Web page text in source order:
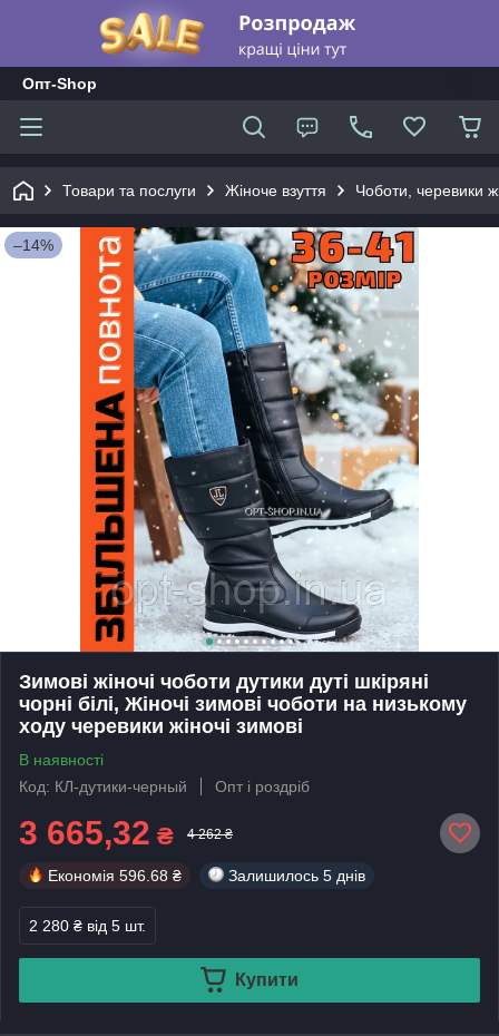
Опт-Shop
Товари та послуги Жіноче взуття Чоботи, черевики
–14%
Зимові жіночі чоботи дутики дуті шкіряні
чорні білі, Жіночі зимові чоботи на низькому
ходу черевики жіночі зимові
В наявності
Код: КЛ-дутики-черный
Опт і роздріб
3 665,32 ₴ 4 262 ₴
Економія 596.68 ₴ Залишилось 5 днів
2 280 ₴ від 5 шт.
Купити